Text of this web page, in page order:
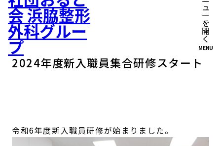
MENU
2024年度新入職員集合研修スタート
令和6年度新入職員研修が始まりました。